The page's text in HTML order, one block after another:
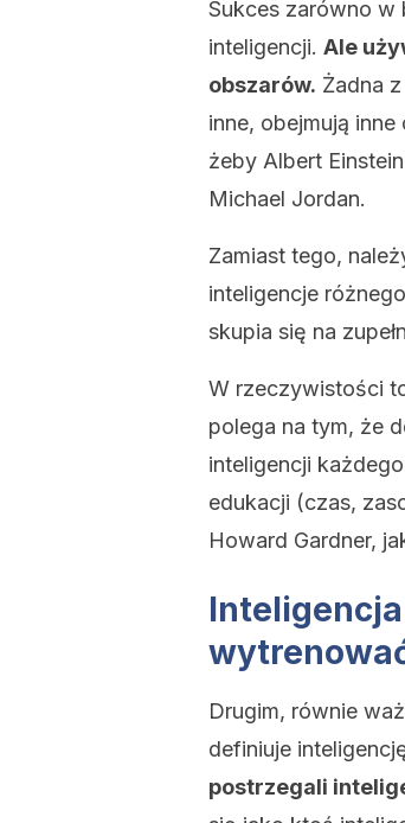
Sukces zarówno w
inteligencji. Ale
obszarów. Żadna
inne, obejmują
żeby Albert
Michael Jordan.
Zamiast tego,
inteligencje
skupia się na
W rzeczywistości
polega na tym, że
inteligencji
edukacji (czas,
Howard Gardner,
Drugim, równie
definiuje
postrzegali